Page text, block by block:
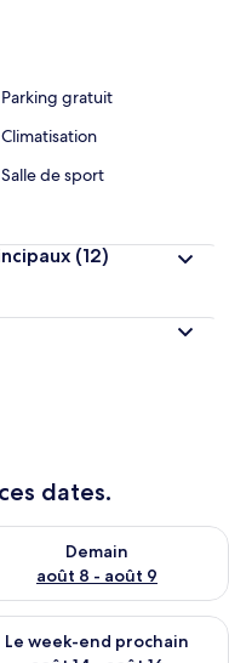
Parking gratuit
Climatisation
Salle de sport
(12)
dates.
7 - août 8
Demain
août 8 - août 9
la disponibilité pour
août 7 - août 9
Le week-end prochain
la disponibilité pour